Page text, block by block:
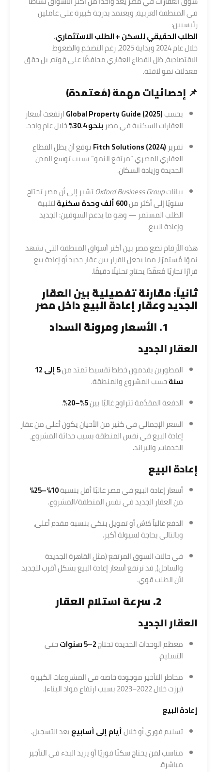
في المنطقة العربية، ويعتمد بدرجة كبيرة على عاملين
رئيسيين:
الطلب الحقيقي للسكن + الطلب الاستثماري.
خلال عام 2024 وبداية 2025، رغم التضخم والضغوط
الاقتصادية، ظل القطاع العقاري محافظًا على قوته، بل حقق
معدلات نمو لافتة.
📌 إحصائيات مهمة (مُعتمدة)
بحسبGlobal Property Guide (2025)ارتفعت أسعار
العقارات السكنية في مصر بنحو 30.4%
خلال عام واحد.
تقرير Fitch Solutions (2024)توقع أن يظل القطاع
العقاري المصري “مرتفع النمو” بسبب توسع المدن
الجديدة وزيادة السكان.
بياناتOxford Business Groupتشير إلى أن مصر تحتاج
سنويًا إلى أكثر من600 ألف وحدة سكنية
لتلبية
الطلب المستمر — وهو ما يدعم السوقين: الجديد
وإعادة البيع.
هذه الأرقام تضع مصر بين أكثر أسواق المنطقة التي تشهد
نموًا مُستمرًا، مما يجعل القرار بين عقار جديد أو إعادة بيع
قرارًا تجاريًا مُعقّدًا يحتاج تحليلًا دقيقًا.
ثانياً: مقارنة تفصيلية بين العقار
الجديد وعقار إعادة البيع داخل مصر
1. الأسعار ومرونة السداد
العقار الجديد
المطورين يقدمون خطط تقسيط تمتد من
5 إلى 12
سنةحسب المشروع والمنطقة.
الدفعة المقدّمة تتراوح غالبًا بين5%–20%
.
السعر الإجمالي في كثير من الأحيان يكون أعلى من عقار
إعادة البيع في نفس المنطقة بسبب حداثة المشروع،
الخدمات، والبراند.
إعادة البيع
أسعار إعادة البيع في مصر غالبًا أقل بنسبة10%–25%
من العقار الجديد في نفس المنطقة/المشروع.
الدفع غالباًكاشأو تمويل بنكي بنسبة مقدم أعلى،
وبالتالي بحاجة لسيولة أكبر.
في حالات السوق المرتفع (مثل القاهرة الجديدة
والساحل)، قد ترتفع أسعار إعادة البيع بشكل أقرب للجديد
لأن الطلب قوي.
2. سرعة استلام العقار
العقار الجديد
معظم الوحدات الجديدة تحتاج2–5 سنوات
حتى
التسليم.
مخاطر التأخير موجودة خاصة في المشروعات الكبيرة
(برزت خلال 2022–2023 بسبب ارتفاع مواد البناء).
إعادة البيع
تسليم فوري أو خلالأيام إلى أسابيعبعد التسجيل.
مناسب لمن يحتاج سكنًا فوريًا أو يريد البدء في التأجير
مباشرة.